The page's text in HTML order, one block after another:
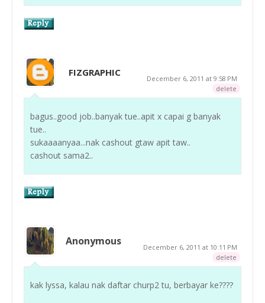
FIZGRAPHIC
December 6, 2011 at 9:58 PM
delete
bagus..good job..banyak tue..apit x capai g banyak
tue..
sukaaaanyaa...nak cashout gtaw apit taw..
cashout sama2..
Anonymous
December 6, 2011 at 10:11 PM
delete
kak lyssa, kalau nak daftar churp2 tu, berbayar ke????